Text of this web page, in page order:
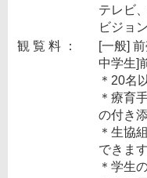
テレビ
ビジョ
観 覧 料 ：
[一般]
中学生]
＊20名
＊療育
の付き
＊生協
できます
＊学生